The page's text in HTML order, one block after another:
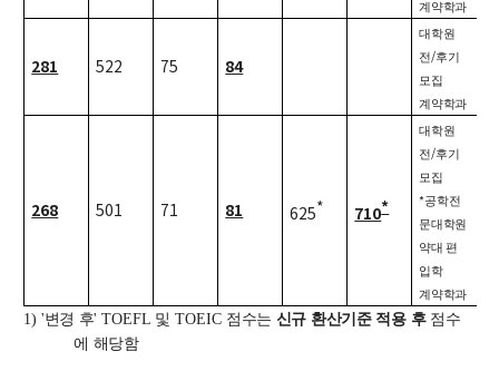
계약학과
281 522 75 84
대학원
전/후기
모집
계약학과
268 501 71 81 625* 710*
대학원
전/후기
모집
*공학전
문대학원
약대 편
입학
계약학과
1) '변경 후' TOEFL 및 TOEIC 점수는 신규 환산기준 적용 후 점수
에 해당함